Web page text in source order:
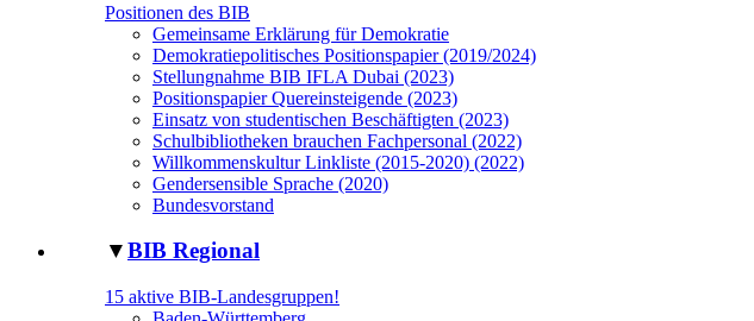
Positionen des BIB
Gemeinsame Erklärung für Demokratie
Demokratiepolitisches Positionspapier (2019/2024)
Stellungnahme BIB IFLA Dubai (2023)
Positionspapier Quereinsteigende (2023)
Einsatz von studentischen Beschäftigten (2023)
Schulbibliotheken brauchen Fachpersonal (2022)
Willkommenskultur Linkliste (2015-2020) (2022)
Gendersensible Sprache (2020)
Bundesvorstand
▼BIB Regional
15 aktive BIB-Landesgruppen!